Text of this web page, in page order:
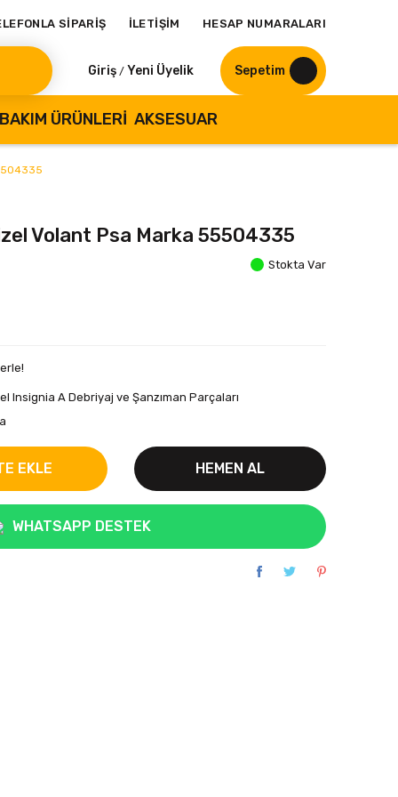
SİPARİŞ İLETİŞİM HESAP NUMARALARI
Giriş / Yeni Üyelik Sepetim
ÜRÜNLERI AKSESUAR
Volant Psa Marka 55504335
Stokta Var
Insignia A Debriyaj ve Şanzıman Parçaları
EKLE HEMEN AL
WHATSAPP DESTEK